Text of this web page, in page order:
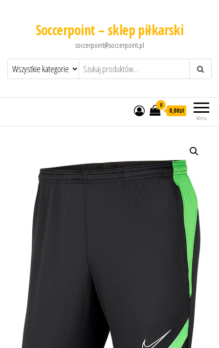
Soccerpoint – sklep piłkarski
soccerpoint@soccerpoint.pl
Menu
0
0,00zł